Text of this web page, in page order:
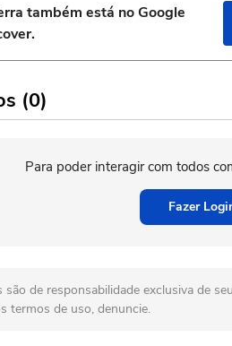
também está no Google
(0)
Para poder interagir com todos
Fazer
são de responsabilidade exclusiva de
termos de uso, denuncie.